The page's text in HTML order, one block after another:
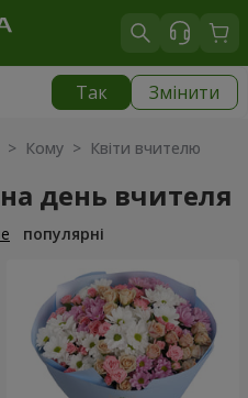
Так Змінити
> Кому > Квіти вчителю
день вчителя
популярні